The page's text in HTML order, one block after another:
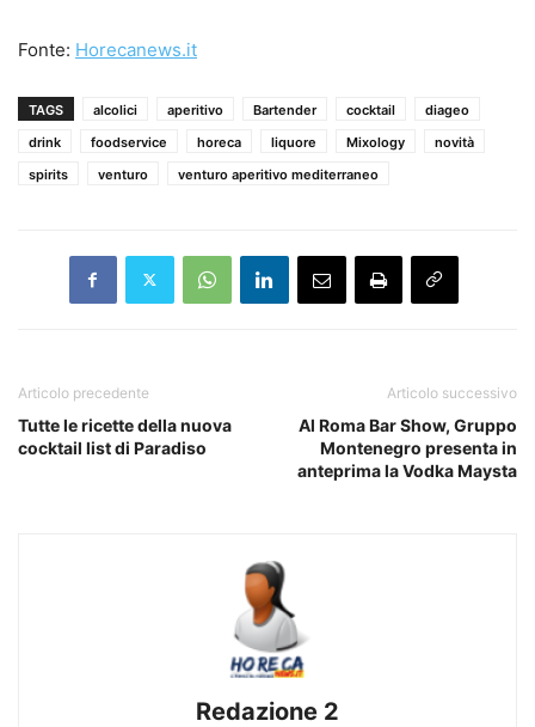
Fonte: Horecanews.it
TAGS alcolici aperitivo Bartender cocktail
diageo
drink
foodservice horeca liquore Mixology
novità
spirits
venturo venturo aperitivo mediterraneo
Articolo precedente
Tutte le ricette della nuova
cocktail list di Paradiso
Articolo successivo
Al Roma Bar Show, Gruppo
Montenegro presenta in
anteprima la Vodka Maysta
Redazione 2